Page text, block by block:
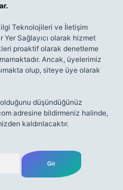
Teknolojileri ve İletişim
Yer Sağlayıcı olarak hizmet
proaktif olarak denetleme
Ancak, üyelerimiz
olup, siteye üye olarak
düşündüğünüz
adresine bildirmeniz halinde,
kaldırılacaktır.